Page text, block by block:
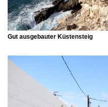
Gut ausgebauter Küstensteig